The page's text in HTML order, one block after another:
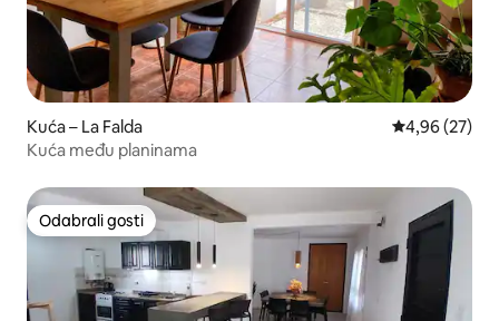
Kuća – La Falda Prosječna
4,96 (27)
Kuća među planinama
Odabrali gosti
Odabrali gosti